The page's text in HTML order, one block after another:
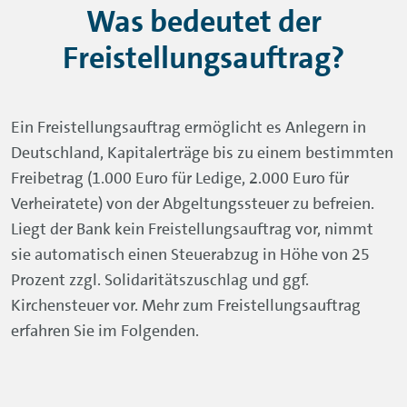
Was bedeutet der
Freistellungsauftrag?
Ein Freistellungsauftrag ermöglicht es Anlegern in
Deutschland, Kapitalerträge bis zu einem bestimmten
Freibetrag (1.000 Euro für Ledige, 2.000 Euro für
Verheiratete) von der Abgeltungssteuer zu befreien.
Liegt der Bank kein Freistellungsauftrag vor, nimmt
sie automatisch einen Steuerabzug in Höhe von 25
Prozent zzgl. Solidaritätszuschlag und ggf.
Kirchensteuer vor. Mehr zum Freistellungsauftrag
erfahren Sie im Folgenden.